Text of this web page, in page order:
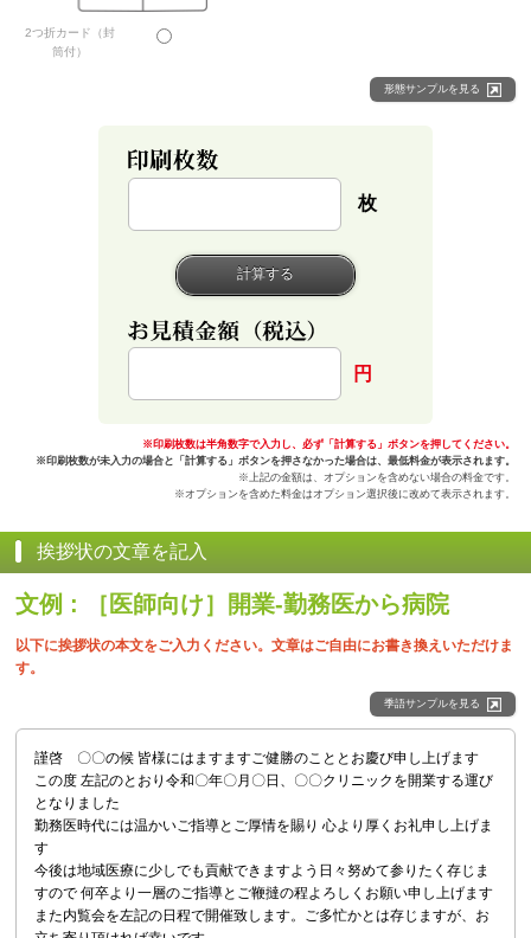
2つ折カード（封
筒付）
形態サンプルを見る
枚
円
※印刷枚数は半角数字で入力し、必ず「計算する」ボタンを押してください。
※印刷枚数が未入力の場合と「計算する」ボタンを押さなかった場合は、最低料金が表示されます。
※上記の金額は、オプションを含めない場合の料金です。
※オプションを含めた料金はオプション選択後に改めて表示されます。
挨拶状の文章を記入
文例 : ［医師向け］開業-勤務医から病院
以下に挨拶状の本文をご入力ください。文章はご自由にお書き換えいただけま
す。
季語サンプルを見る